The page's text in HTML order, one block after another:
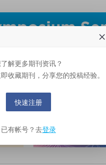
解更多期刊资讯？
收藏期刊，分享您的投稿经验。
快速注册
已有帐号？去登录